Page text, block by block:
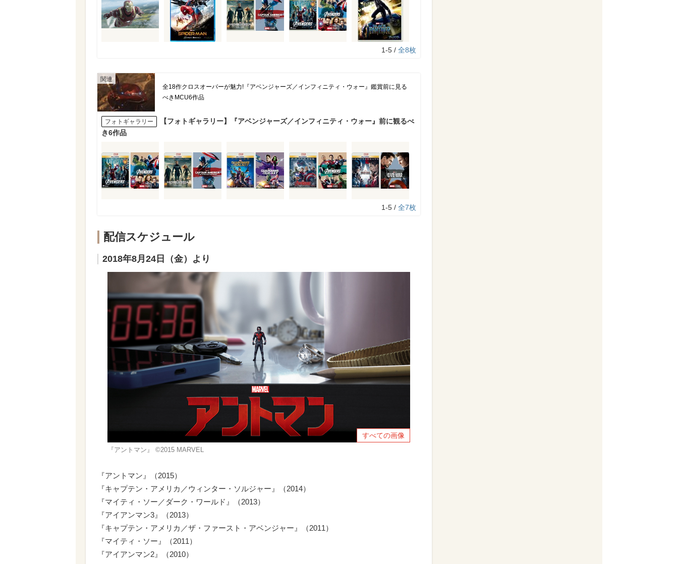
1-5 / 全8枚
全18作クロスオーバーが魅力!『アベンジャーズ／インフィニティ・ウォー』鑑賞前に見る
べきMCU6作品
フォトギャラリー
【フォトギャラリー】『アベンジャーズ／インフィニティ・ウォー』前に観るべ
き6作品
1-5 / 全7枚
配信スケジュール
2018年8月24日（金）より
すべての画像
『アントマン』 ©2015 MARVEL
『アントマン』（2015）
『キャプテン・アメリカ／ウィンター・ソルジャー』（2014）
『マイティ・ソー／ダーク・ワールド』（2013）
『アイアンマン3』（2013）
『キャプテン・アメリカ／ザ・ファースト・アベンジャー』（2011）
『マイティ・ソー』（2011）
『アイアンマン2』（2010）